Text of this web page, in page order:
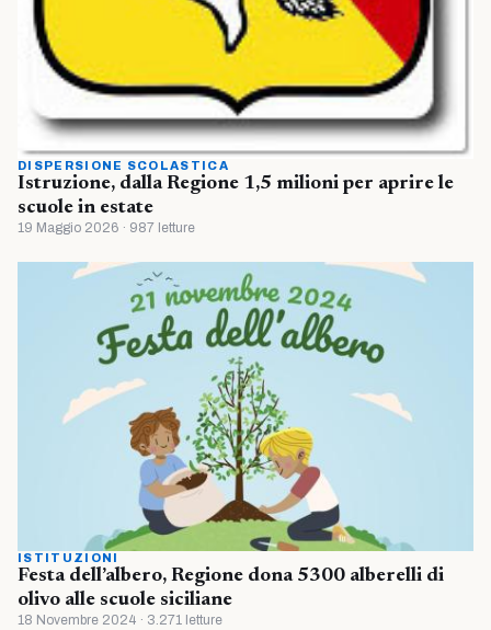
DISPERSIONE SCOLASTICA
Istruzione, dalla Regione 1,5 milioni per aprire le
scuole in estate
19 Maggio 2026 · 987 letture
ISTITUZIONI
Festa dell’albero, Regione dona 5300 alberelli di
olivo alle scuole siciliane
18 Novembre 2024 · 3.271 letture